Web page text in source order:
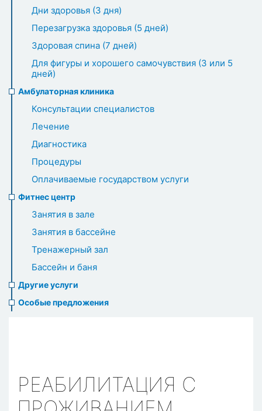
Дни здоровья (3 дня)
Перезагрузка здоровья (5 дней)
Здоровая спина (7 дней)
Для фигуры и хорошего самочувствия (3 или 5
дней)
Амбулаторная клиника
Консультации специалистов
Лечение
Диагностика
Процедуры
Оплачиваемые государством услуги
Фитнес центр
Занятия в зале
Занятия в бассейне
Тренажерный зал
Бассейн и баня
Другие услуги
Особые предложения
РЕАБИЛИТАЦИЯ С